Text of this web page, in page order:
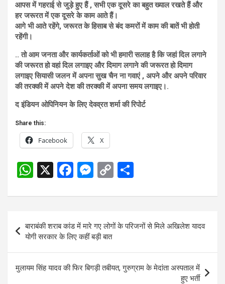
आपस में गहराई से जुड़े हुए हैं , सभी एक दूसरे का बहुत ख्याल रखते हैं और
हर जरूरत में एक दूसरे के काम आते हैं।
आगे भी आते रहेंगे, जरूरत के हिसाब से बंद कमरों में काम की बातें भी होती
रहेंगी।
.. तो आम जनता और कार्यकर्ताओं को भी हमारी सलाह है कि जहां दिल लगाने
की जरूरत हो वहां दिल लगाइए और दिमाग लगाने की जरूरत हो दिमाग
लगाइए सियासी जलन में अपना सुख चैन ना गवाएं , अपने और अपने परिवार
की तरक्की में अपने देश की तरक्की में अपना समय लगाइए।.
द इंडियन ओपिनियन के लिए देवव्रत शर्मा की रिपोर्ट
Share this:
Facebook X
W
at
s
A
p
p
X
F
ce
b
o
o
k
M
se
g
er
C
py
Li
n
k
ar
navigation
बाराबंकी शराब कांड में मारे गए लोगों के परिजनों से मिले अखिलेश यादव
योगी सरकार के लिए कहीं बड़ी बात
मुलायम सिंह यादव की फिर बिगड़ी तबीयत, गुरुग्राम के मेदांता अस्पताल में
हुए भर्ती